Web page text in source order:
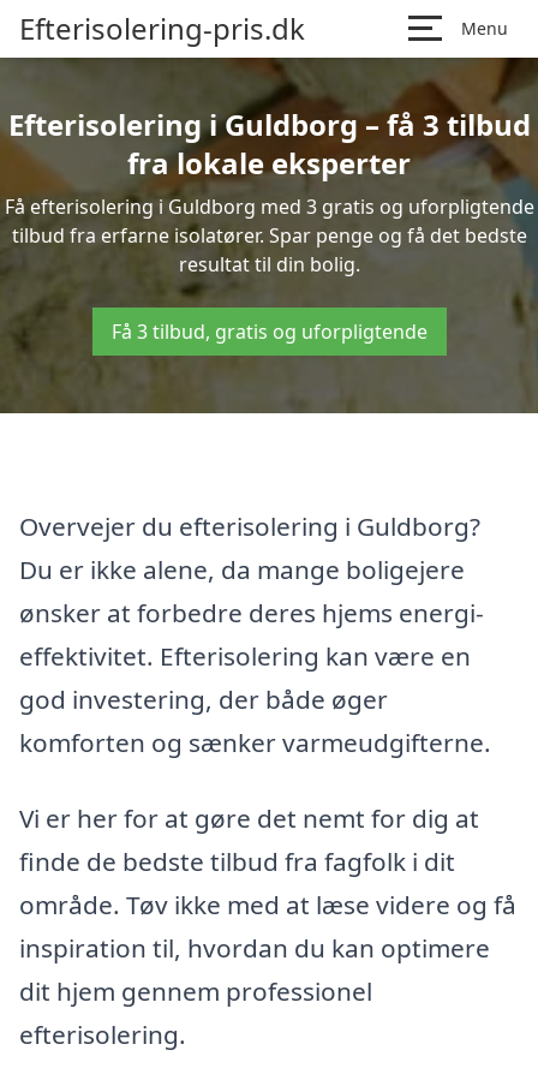
Efterisolering-pris.dk Menu
Efterisolering i Guldborg – få 3 tilbud
fra lokale eksperter
Få efterisolering i Guldborg med 3 gratis og uforpligtende
tilbud fra erfarne isolatører. Spar penge og få det bedste
resultat til din bolig.
Få 3 tilbud, gratis og uforpligtende
Overvejer du efterisolering i Guldborg?
Du er ikke alene, da mange boligejere
ønsker at forbedre deres hjems energi­
effektivitet. Efterisolering kan være en
god investering, der både øger
komforten og sænker varmeudgifterne.
Vi er her for at gøre det nemt for dig at
finde de bedste tilbud fra fagfolk i dit
område. Tøv ikke med at læse videre og få
inspiration til, hvordan du kan optimere
dit hjem gennem professionel
efterisolering.